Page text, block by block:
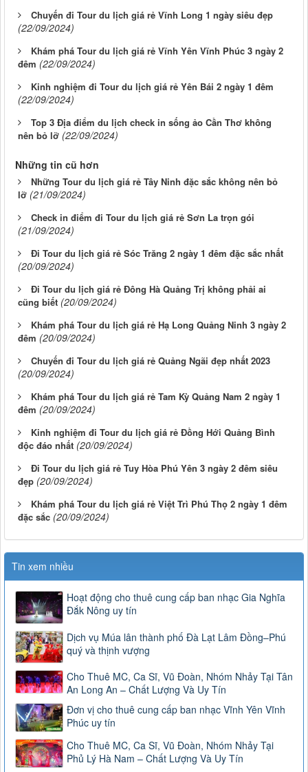
Chuyến đi Tour du lịch giá rẻ Vĩnh Long 1 ngày siêu đẹp
(22/09/2024)
Khám phá Tour du lịch giá rẻ Vĩnh Yên Vĩnh Phúc 3 ngày 2
đêm (22/09/2024)
Kinh nghiệm đi Tour du lịch giá rẻ Yên Bái 2 ngày 1 đêm
(22/09/2024)
Top 3 Địa điểm du lịch check in sống ảo Cần Thơ không
nên bỏ lỡ (22/09/2024)
Những tin cũ hơn
Những Tour du lịch giá rẻ Tây Ninh đặc sắc không nên bỏ
lỡ (21/09/2024)
Check in điểm đi Tour du lịch giá rẻ Sơn La trọn gói
(21/09/2024)
Đi Tour du lịch giá rẻ Sóc Trăng 2 ngày 1 đêm đặc sắc nhất
(20/09/2024)
Đi Tour du lịch giá rẻ Đông Hà Quảng Trị không phải ai
cũng biết (20/09/2024)
Khám phá Tour du lịch giá rẻ Hạ Long Quảng Ninh 3 ngày 2
đêm (20/09/2024)
Chuyến đi Tour du lịch giá rẻ Quảng Ngãi đẹp nhất 2023
(20/09/2024)
Khám phá Tour du lịch giá rẻ Tam Kỳ Quảng Nam 2 ngày 1
đêm (20/09/2024)
Kinh nghiệm đi Tour du lịch giá rẻ Đồng Hới Quảng Bình
độc đáo nhất (20/09/2024)
Đi Tour du lịch giá rẻ Tuy Hòa Phú Yên 3 ngày 2 đêm siêu
đẹp (20/09/2024)
Khám phá Tour du lịch giá rẻ Việt Trì Phú Thọ 2 ngày 1 đêm
đặc sắc (20/09/2024)
Tin xem nhiều
Hoạt động cho thuê cung cấp ban nhạc Gia Nghĩa
Đắk Nông uy tín
Dịch vụ Múa lân thành phố Đà Lạt Lâm Đồng–Phú
quý và thịnh vượng
Cho Thuê MC, Ca Sĩ, Vũ Đoàn, Nhóm Nhảy Tại Tân
An Long An – Chất Lượng Và Uy Tín
Đơn vị cho thuê cung cấp ban nhạc Vĩnh Yên Vĩnh
Phúc uy tín
Cho Thuê MC, Ca Sĩ, Vũ Đoàn, Nhóm Nhảy Tại
Phủ Lý Hà Nam – Chất Lượng Và Uy Tín